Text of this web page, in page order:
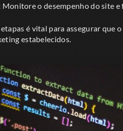
Monitore o desempenho do site e
é vital para assegurar que
estabelecidos.